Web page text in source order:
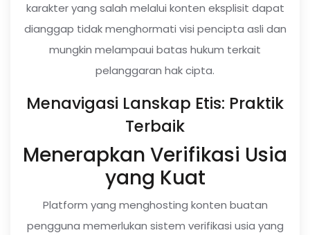
karakter yang salah melalui konten eksplisit dapat
dianggap tidak menghormati visi pencipta asli dan
mungkin melampaui batas hukum terkait
pelanggaran hak cipta.
Menavigasi Lanskap Etis: Praktik
Terbaik
Menerapkan Verifikasi Usia
yang Kuat
Platform yang menghosting konten buatan
pengguna memerlukan sistem verifikasi usia yang